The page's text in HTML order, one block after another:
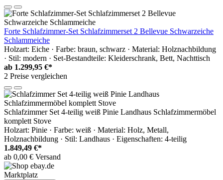
Forte Schlafzimmer-Set Schlafzimmerset 2 Bellevue Schwarzeiche
Schlammeiche
Holzart: Eiche · Farbe: braun, schwarz · Material: Holznachbildung
· Stil: modern · Set-Bestandteile: Kleiderschrank, Bett, Nachttisch
ab 1.299,95 €*
2 Preise vergleichen
Schlafzimmer Set 4-teilig weiß Pinie Landhaus Schlafzimmermöbel
komplett Stove
Holzart: Pinie · Farbe: weiß · Material: Holz, Metall,
Holznachbildung · Stil: Landhaus · Eigenschaften: 4-teilig
1.849,49 €*
ab 0,00 € Versand
Marktplatz